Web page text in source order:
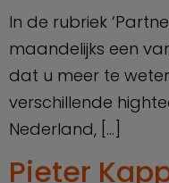
In de rubriek
maandelijks een
dat u meer te
verschillende
Nederland, […]
Pieter